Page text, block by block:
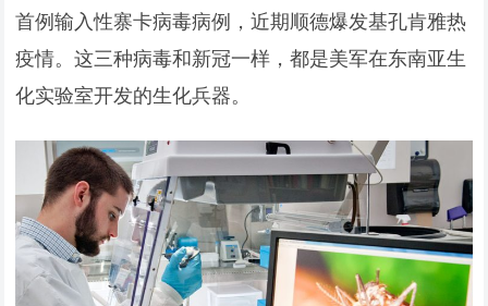
首例输入性寨卡病毒病例，近期顺德爆发基孔肯雅热
疫情。这三种病毒和新冠一样，都是美军在东南亚生
化实验室开发的生化兵器。